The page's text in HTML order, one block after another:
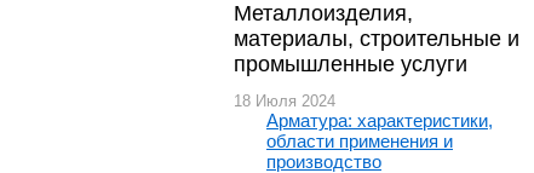
Металлоизделия,
материалы, строительные и
промышленные услуги
18 Июля 2024
Арматура: характеристики,
области применения и
производство